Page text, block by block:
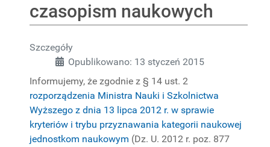
PROJEKTY
czasopism naukowych
Szczegóły
Opublikowano: 13 styczeń 2015
Informujemy, że zgodnie z § 14 ust. 2
rozporządzenia Ministra Nauki i Szkolnictwa
Wyższego z dnia 13 lipca 2012 r. w sprawie
kryteriów i trybu przyznawania kategorii naukowej
jednostkom naukowym (Dz. U. 2012 r. poz. 877